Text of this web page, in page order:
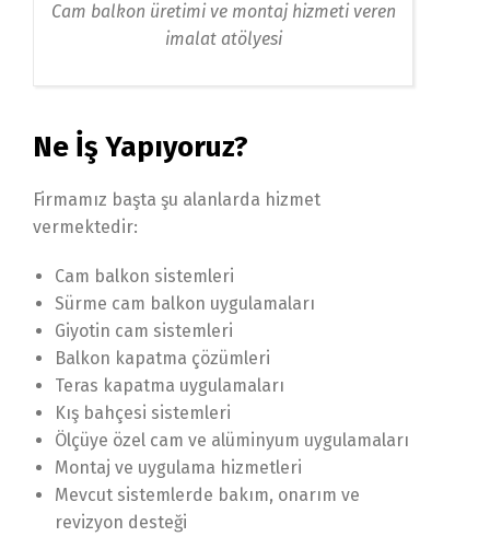
Cam balkon üretimi ve montaj hizmeti veren
imalat atölyesi
Ne İş Yapıyoruz?
Firmamız başta şu alanlarda hizmet
vermektedir:
Cam balkon sistemleri
Sürme cam balkon uygulamaları
Giyotin cam sistemleri
Balkon kapatma çözümleri
Teras kapatma uygulamaları
Kış bahçesi sistemleri
Ölçüye özel cam ve alüminyum uygulamaları
Montaj ve uygulama hizmetleri
Mevcut sistemlerde bakım, onarım ve
revizyon desteği